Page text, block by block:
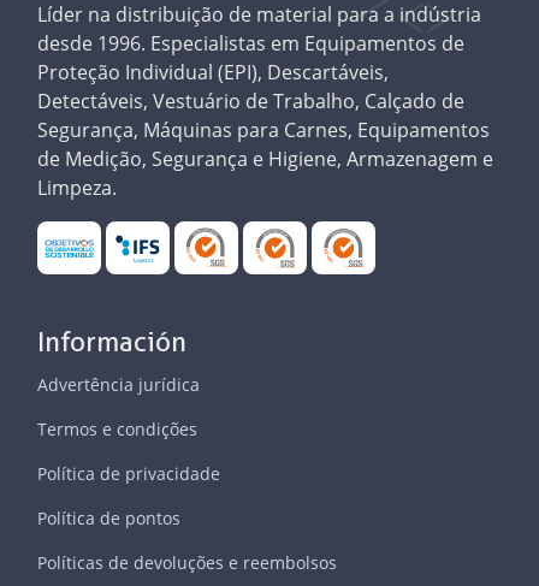
Líder na distribuição de material para a indústria
desde 1996. Especialistas em Equipamentos de
Proteção Individual (EPI), Descartáveis,
Detectáveis, Vestuário de Trabalho, Calçado de
Segurança, Máquinas para Carnes, Equipamentos
de Medição, Segurança e Higiene, Armazenagem e
Limpeza.
Información
Advertência jurídica
Termos e condições
Política de privacidade
Política de pontos
Políticas de devoluções e reembolsos